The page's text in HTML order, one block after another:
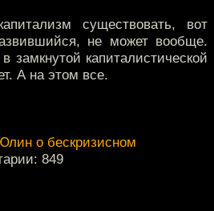
существовать, вот
не может вообще.
замкнутой капиталистической
А на этом все.
о бескризисном
849